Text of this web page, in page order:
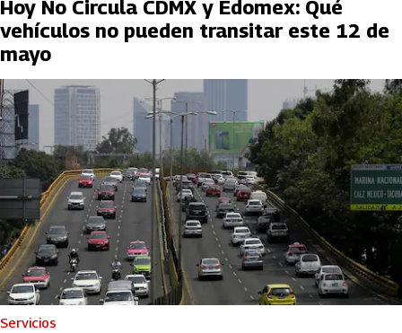
Hoy No Circula CDMX y Edomex: Qué
vehículos no pueden transitar este 12 de
mayo
Servicios